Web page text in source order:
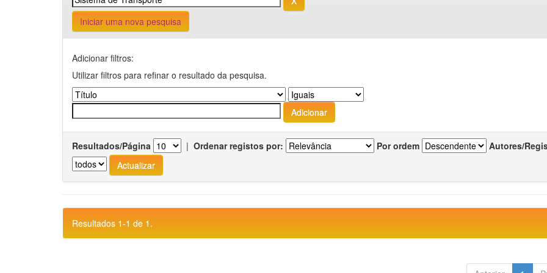
Iniciar uma nova pesquisa
Adicionar filtros:
Utilizar filtros para refinar o resultado da pesquisa.
Resultados/Página | Ordenar registos por: Por ordem Autores/
Resultados 1-1 de 1.